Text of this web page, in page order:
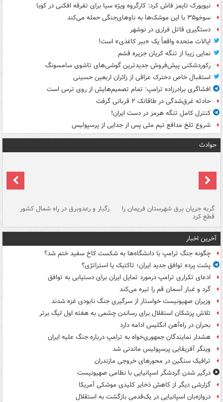
نیویورک تایمز فاش کرد: کارگروه ویژه سیا برای تفرقه افکنی در کوبا
سوخو۳۵ با این موشک‌ها به ناوهای‌جنگی حمله می‌کند
دستگیری قاتل فراری در نوشهر
ایالات متحده واقعاً یک «ببر کاغذی» است!
نمایی زیبا از تنگه کریان جزیره قشم
رکوردشکنی پیش‌فروش جدیدترین گوشی‌های تاشوی سامسونگ
استقبال خاص دخترک عراقی از زائران اربعین حسینی
افشاگری برادرزاده ترامپ: تمام تصمیم‌هایش از روی ترس است
حادثه غرق‌شدگی در طاقانک ۲ قربانی گرفت
کنترل کامل تنگه هرمز در دست ایران!
شروع تلخ مدافع تیم ملی پس از جدایی از پرسپولیس
حوادث
گربه جریان برق شهرستان فریمان را
قطع کرد
رگبار و رعدوبرق در راه شمال کشور
آخرین اخبار
چگونه جنگ ترامپ با دانشگاه‌ها به شکست کاخ سفید ختم شد؟
پشت پرده توافق جدید ایران؛ تاکتیک یا استراتژی؟
ادعای تکراری ترامپ درمورد تمایل ایران برای دستیابی به توافق
گرد و غبار آسمان قم را تیره می‌کند
وزیران صهیونیست خواستار از سرگیری جنگ نابودی غزه شدند
تلاش پزشکان استقلال برای رساندن چشمی به هفته اول لیگ برتر
بحران در راه‌آهن انگلیس ادامه دارد
هشدار نمایندگان جمهوری‌خواه به ترامپ درباره جنگ علیه ایران
وینگر آفریقایی پرسپولیس ماندنی شد
ترافیک سنگین در محورهای خروجی مازندران
درگیر شدن گردشگر اسپانیایی با نظامی صهیونیست
گزارشی دیگر از کاهش ذخایر کلیدی موشکی آمریکا
دروازه‌بان اسپانیایی در یک‌قدمی بازگشت به استقلال